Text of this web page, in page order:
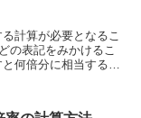
計算が必要となるこ
の表記をみかけるこ
何倍分に相当するの